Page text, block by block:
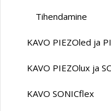
Tihendamine
KAVO PIEZOled ja
KAVO PIEZOlux ja
KAVO SONICflex